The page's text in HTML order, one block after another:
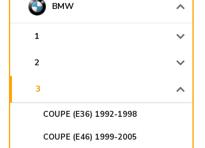
BMW
1
2
3
COUPE (E36) 1992-1998
COUPE (E46) 1999-2005